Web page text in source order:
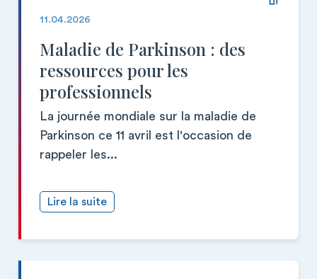
11.04.2026
Maladie de Parkinson : des
ressources pour les
professionnels
La journée mondiale sur la maladie de
Parkinson ce 11 avril est l'occasion de
rappeler les...
Lire la suite